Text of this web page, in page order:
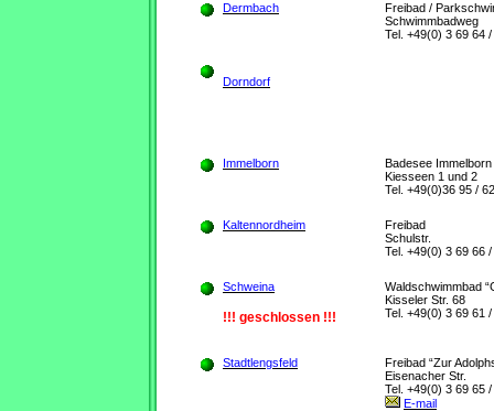
Dermbach
Freibad /
Schwimmbadweg
Tel. +49(0) 3 69 64
Dorndorf
Immelborn
Badesee Immelborn
Kiesseen 1 und 2
Tel. +49(0)36 95 /
Kaltennordheim
Freibad
Schulstr.
Tel. +49(0) 3 69 66
Schweina
!!! geschlossen !!!
Waldschwimmbad
Kisseler Str. 68
Tel. +49(0) 3 69 61
Stadtlengsfeld
Freibad “Zur
Eisenacher Str.
Tel. +49(0) 3 69 65
E-mail